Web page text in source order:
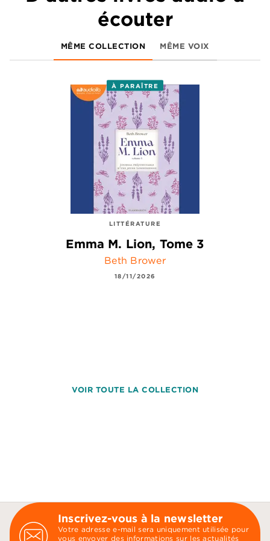
écouter
MÊME COLLECTION MÊME VOIX
À PARAÎTRE
LITTÉRATURE
Emma M. Lion, Tome 3
Beth Brower
18/11/2026
VOIR TOUTE LA COLLECTION
Inscrivez-vous à la newsletter
Votre adresse e-mail sera uniquement utilisée pour
vous envoyer des informations sur les actualités